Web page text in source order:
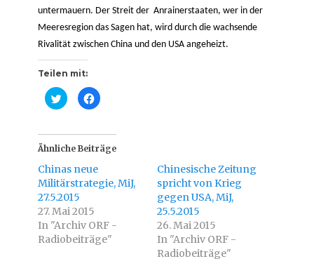
untermauern. Der Streit der Anrainerstaaten, wer in der
Meeresregion das Sagen hat, wird durch die wachsende
Rivalität zwischen China und den USA angeheizt.
Teilen mit:
K
l
,
u
m
b
e
r
T
w
i
t
t
e
K
l
,
u
m
u
f
F
b
o
o
k
Ähnliche Beiträge
Chinas neue
Militärstrategie, MiJ,
27.5.2015
27. Mai 2015
In "Archiv ORF -
Radiobeiträge"
Chinesische Zeitung
spricht von Krieg
gegen USA, MiJ,
25.5.2015
26. Mai 2015
In "Archiv ORF -
Radiobeiträge"